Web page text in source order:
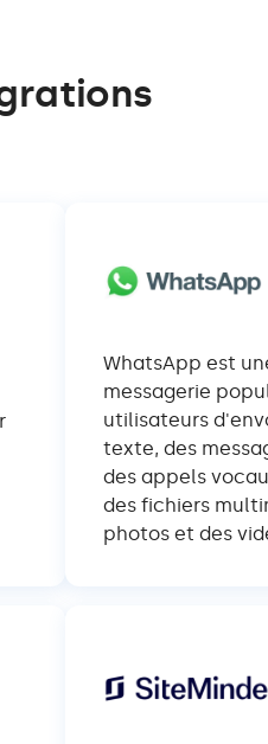
WhatsApp est
messagerie
utilisateurs
texte, des
des appels
des fichiers
photos et des